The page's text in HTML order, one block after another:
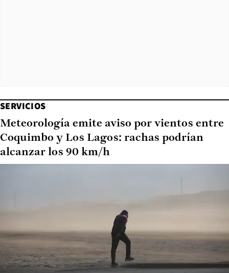
SERVICIOS
Meteorología emite aviso por vientos entre
Coquimbo y Los Lagos: rachas podrían
alcanzar los 90 km/h